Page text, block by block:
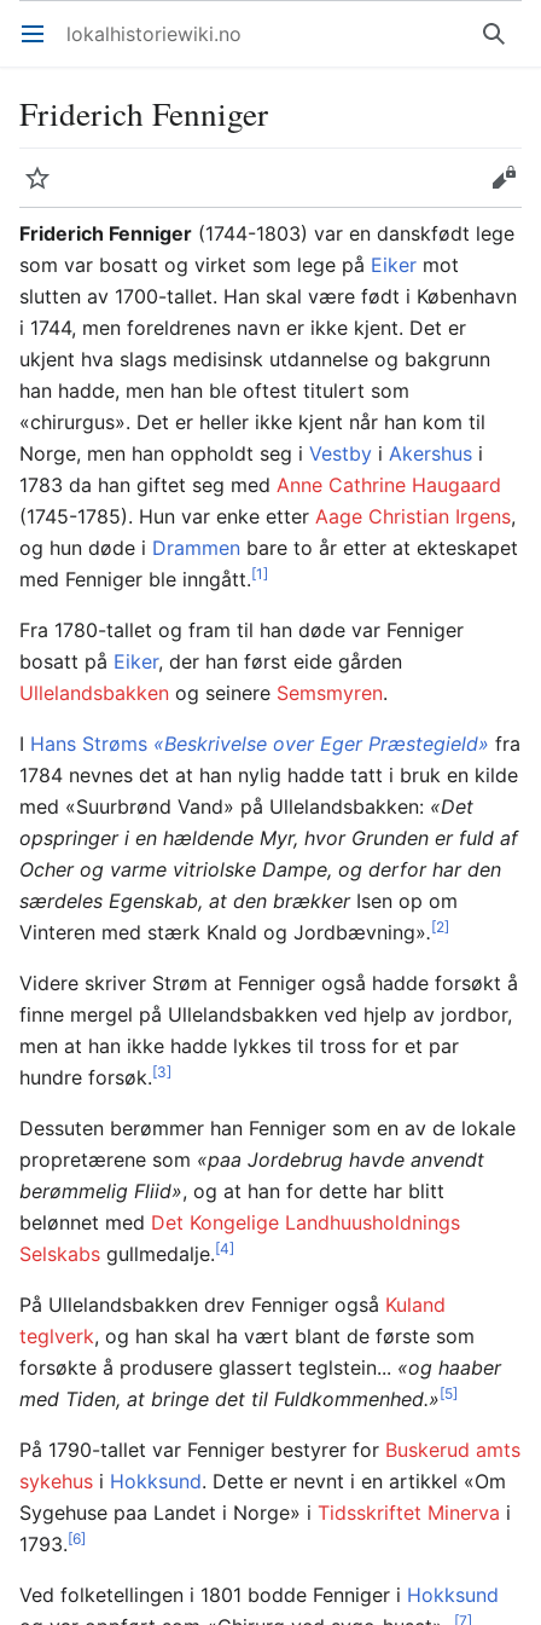
Åpne hovedmenyen lokalhistoriewiki.no Søk
Friderich Fenniger
Overvåk
Rediger
Friderich Fenniger (1744-1803) var en danskfødt lege
som var bosatt og virket som lege på Eiker mot
slutten av 1700-tallet. Han skal være født i København
i 1744, men foreldrenes navn er ikke kjent. Det er
ukjent hva slags medisinsk utdannelse og bakgrunn
han hadde, men han ble oftest titulert som
«chirurgus». Det er heller ikke kjent når han kom til
Norge, men han oppholdt seg i Vestby i Akershus i
1783 da han giftet seg med Anne Cathrine Haugaard
(1745-1785). Hun var enke etter Aage Christian Irgens,
og hun døde i Drammen bare to år etter at ekteskapet
med Fenniger ble inngått.[1]
Fra 1780-tallet og fram til han døde var Fenniger
bosatt på Eiker, der han først eide gården
Ullelandsbakken og seinere Semsmyren.
I Hans Strøms «Beskrivelse over Eger Præstegield» fra
1784 nevnes det at han nylig hadde tatt i bruk en kilde
med «Suurbrønd Vand» på Ullelandsbakken: «Det
opspringer i en hældende Myr, hvor Grunden er fuld af
Ocher og varme vitriolske Dampe, og derfor har den
særdeles Egenskab, at den brækkerIsen op om
Vinteren med stærk Knald og Jordbævning».[2]
Videre skriver Strøm at Fenniger også hadde forsøkt å
finne mergel på Ullelandsbakken ved hjelp av jordbor,
men at han ikke hadde lykkes til tross for et par
hundre forsøk.[3]
Dessuten berømmer han Fenniger som en av de lokale
propretærene som «paa Jordebrug havde anvendt
berømmelig Fliid», og at han for dette har blitt
belønnet med Det Kongelige Landhuusholdnings
Selskabs gullmedalje.[4]
På Ullelandsbakken drev Fenniger også Kuland
teglverk, og han skal ha vært blant de første som
forsøkte å produsere glassert teglstein... «og haaber
med Tiden, at bringe det til Fuldkommenhed.»[5]
På 1790-tallet var Fenniger bestyrer for Buskerud amts
sykehus i Hokksund. Dette er nevnt i en artikkel «Om
Sygehuse paa Landet i Norge» i Tidsskriftet Minerva i
1793.[6]
Ved folketellingen i 1801 bodde Fenniger i Hokksund
[7]